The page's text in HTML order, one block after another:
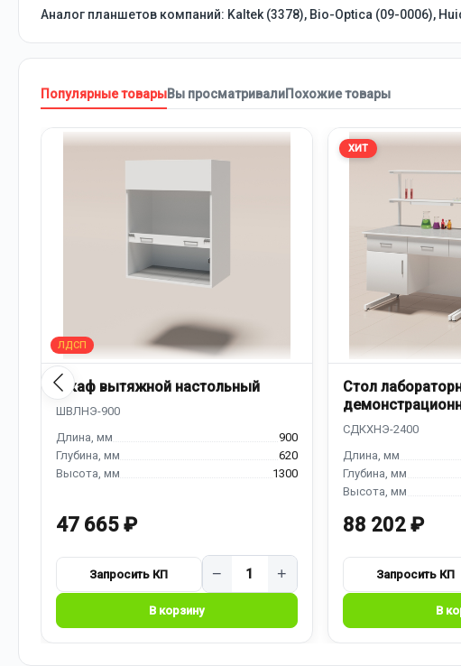
Аналог планшетов компаний: Kaltek (3378), Bio-Optica (09-0006),
Популярные товарыВы просматривалиПохожие товары
Шкаф вытяжной настольный
900
620
1300
47 665 ₽
− +
ХИТ
Стол
надстройкой
88 202 ₽